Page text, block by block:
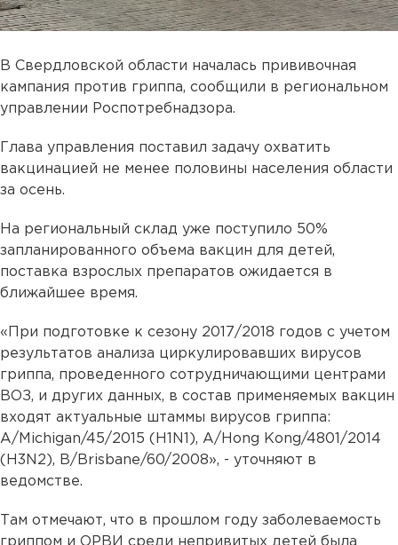
В Свердловской области началась прививочная
кампания против гриппа, сообщили в региональном
управлении Роспотребнадзора.
Глава управления поставил задачу охватить
вакцинацией не менее половины населения области
за осень.
На региональный склад уже поступило 50%
запланированного объема вакцин для детей,
поставка взрослых препаратов ожидается в
ближайшее время.
«При подготовке к сезону 2017/2018 годов с учетом
результатов анализа циркулировавших вирусов
гриппа, проведенного сотрудничающими центрами
ВОЗ, и других данных, в состав применяемых вакцин
входят актуальные штаммы вирусов гриппа:
А/Michigan/45/2015 (H1N1), А/Hong Kong/4801/2014
(H3N2), В/Brisbane/60/2008», - уточняют в
ведомстве.
Там отмечают, что в прошлом году заболеваемость
гриппом и ОРВИ среди непривитых детей была